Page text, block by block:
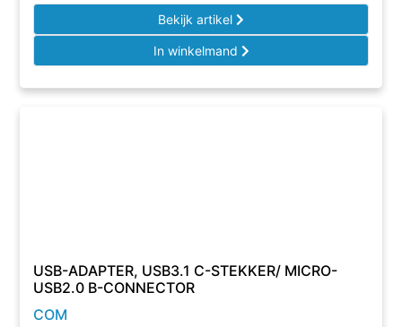
Bekijk artikel
In winkelmand
USB-ADAPTER, USB3.1 C-STEKKER/ MICRO-
USB2.0 B-CONNECTOR
COM